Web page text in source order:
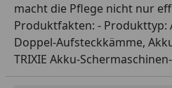
macht die Pflege nicht nur
Produktfakten: - Produkttyp:
Doppel-Aufsteckkämme,
TRIXIE Akku-